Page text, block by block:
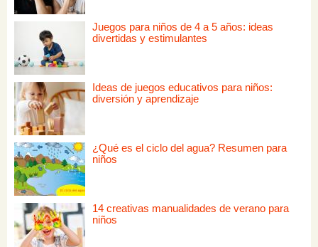
Juegos para niños de 4 a 5 años: ideas
divertidas y estimulantes
Ideas de juegos educativos para niños:
diversión y aprendizaje
¿Qué es el ciclo del agua? Resumen para
niños
14 creativas manualidades de verano para
niños